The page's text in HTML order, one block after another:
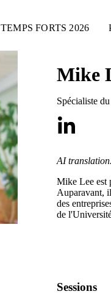
TEMPS FORTS 2026
Mike
Spécialiste
AI translation.
Mike Lee est
Auparavant,
des
de
Sessions